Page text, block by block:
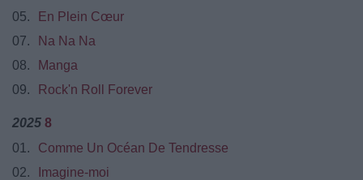
05.
En Plein Cœur
07.
Na Na Na
08.
Manga
09.
Rock'n Roll Forever
2025 8
01.
Comme Un Océan De Tendresse
02.
Imagine-moi